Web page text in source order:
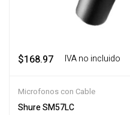
$168.97 ‎ ‎ ‎ IVA no incluido
Microfonos con Cable
Shure SM57LC